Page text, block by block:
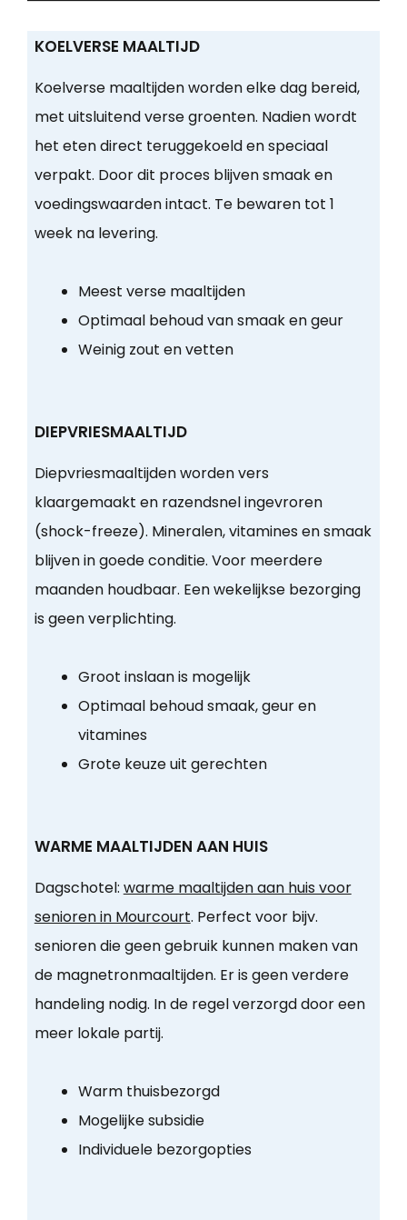
KOELVERSE MAALTIJD
Koelverse maaltijden worden elke dag bereid,
met uitsluitend verse groenten. Nadien wordt
het eten direct teruggekoeld en speciaal
verpakt. Door dit proces blijven smaak en
voedingswaarden intact. Te bewaren tot 1
week na levering.
Meest verse maaltijden
Optimaal behoud van smaak en geur
Weinig zout en vetten
DIEPVRIESMAALTIJD
Diepvriesmaaltijden worden vers
klaargemaakt en razendsnel ingevroren
(shock-freeze). Mineralen, vitamines en smaak
blijven in goede conditie. Voor meerdere
maanden houdbaar. Een wekelijkse bezorging
is geen verplichting.
Groot inslaan is mogelijk
Optimaal behoud smaak, geur en
vitamines
Grote keuze uit gerechten
WARME MAALTIJDEN AAN HUIS
Dagschotel: warme maaltijden aan huis voor
senioren in Mourcourt. Perfect voor bijv.
senioren die geen gebruik kunnen maken van
de magnetronmaaltijden. Er is geen verdere
handeling nodig. In de regel verzorgd door een
meer lokale partij.
Warm thuisbezorgd
Mogelijke subsidie
Individuele bezorgopties